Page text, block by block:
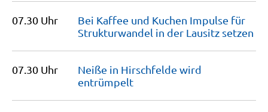
07.30 Uhr
Bei Kaffee und Kuchen Impulse für
Strukturwandel in der Lausitz setzen
07.30 Uhr
Neiße in Hirschfelde wird
entrümpelt